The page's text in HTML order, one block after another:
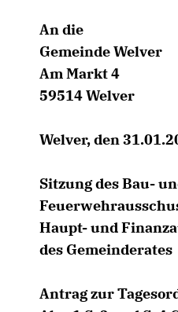
An die
Gemeinde Welver
Am Markt 4
59514 Welver
Welver, den
Sitzung des Bau-
Haupt- und
des Gemeinderates
Antrag zur